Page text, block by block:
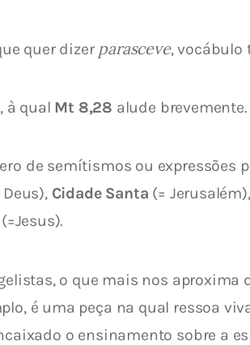
quer dizer parasceve, vocábulo
à qual Mt 8,28 alude brevemente.
de semítismos ou
Cidade Santa (= Jerusalém),
(=Jesus).
o que mais nos
é uma peça na qual ressoa
o ensinamento sobre a